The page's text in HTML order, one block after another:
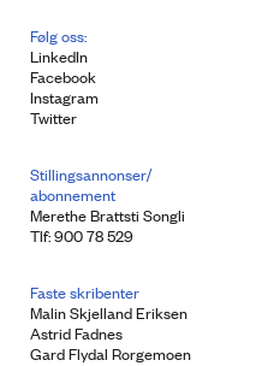
Følg oss:
LinkedIn
Facebook
Instagram
Twitter
Stillingsannonser/
abonnement
Merethe Brattsti Songli
Tlf: 900 78 529
Faste skribenter
Malin Skjelland Eriksen
Astrid Fadnes
Gard Flydal Rorgemoen